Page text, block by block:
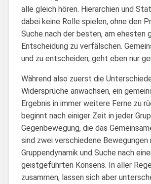
alle gleich hören. Hierarchien und
dabei keine Rolle spielen, ohne den
Suche nach der besten, am ehesten
Entscheidung zu verfälschen.
und zu entscheiden, geht eben nur
Während also zuerst die
Widersprüche anwachsen, ein
Ergebnis in immer weitere Ferne zu
beginnt nach einiger Zeit in jeder
Gegenbewegung, die das
sind zwei verschiedene Bewegungen
Gruppendynamik und Suche nach
geistgeführten Konsens. In aller
zusammen, lassen sich aber